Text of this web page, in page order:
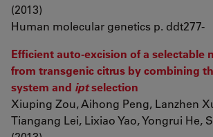
(2013)
Human molecular genetics p. ddt277-
Efficient auto-excision of a selectable
from transgenic citrus by combining
system and iptselection
Xiuping Zou, Aihong Peng, Lanzhen
Tiangang Lei, Lixiao Yao, Yongrui He,